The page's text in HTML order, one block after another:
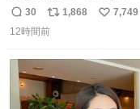
返
信
30
リ
ポ
数
1,868
い
7,749
12時間前